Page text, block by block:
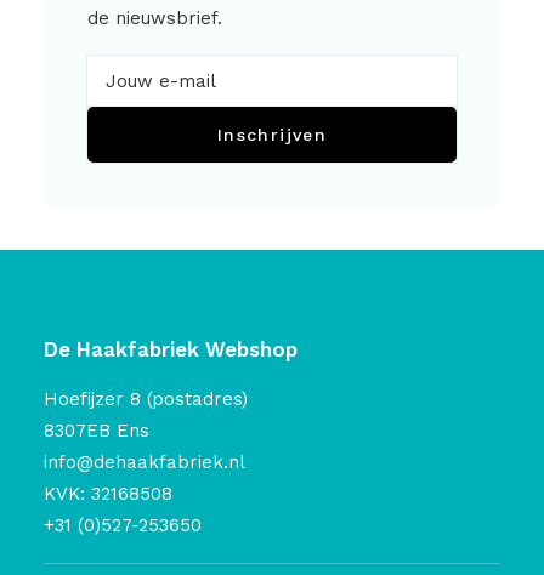
de nieuwsbrief.
Inschrijven
De Haakfabriek Webshop
Hoefijzer 8 (postadres)
8307EB Ens
info@dehaakfabriek.nl
KVK: 32168508
+31 (0)527-253650